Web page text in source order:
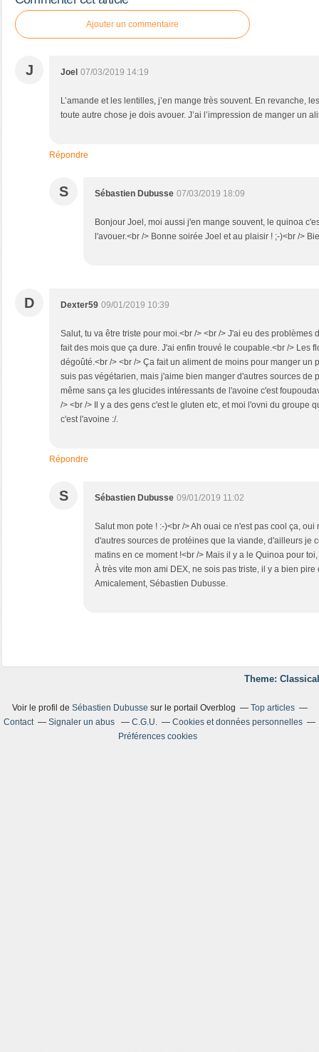
Ajouter un commentaire
J Joel 07/03/2019 14:19
L’amande et les lentilles, j’en mange très souvent. En revanche,
toute autre chose je dois avouer. J’ai l’impression de manger un
Répondre
S Sébastien Dubusse 07/03/2019 18:09
Bonjour Joel, moi aussi j'en mange souvent, le quinoa
l'avouer.<br /> Bonne soirée Joel et au plaisir ! ;-)<br />
D Dexter59 09/01/2019 10:39
Salut, tu va être triste pour moi.<br /> <br /> J'ai eu des problèmes
fait des mois que ça dure. J'ai enfin trouvé le coupable.<br /> Les
dégoûté.<br /> <br /> Ça fait un aliment de moins pour manger un
suis pas végétarien, mais j'aime bien manger d'autres sources de
même sans ça les glucides intéressants de l'avoine c'est
/> <br /> Il y a des gens c'est le gluten etc, et moi l'ovni du groupe
c'est l'avoine :/.
Répondre
S Sébastien Dubusse 09/01/2019 11:02
Salut mon pote ! :-)<br /> Ah ouai ce n'est pas cool ça,
d'autres sources de protéines que la viande, d'ailleurs je
matins en ce moment !<br /> Mais il y a le Quinoa pour
À très vite mon ami DEX, ne sois pas triste, il y a bien
Amicalement, Sébastien Dubusse.
Theme:
Voir le profil de Sébastien Dubusse sur le portail Overblog
Top articles
Contact
Signaler un abus C.G.U.
Cookies et données personnelles
Préférences cookies